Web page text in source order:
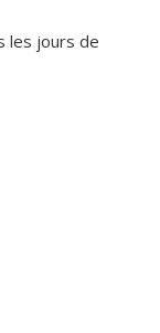
les jours de